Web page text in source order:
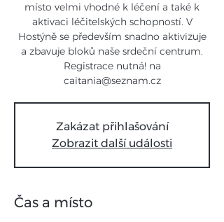
místo velmi vhodné k léčení a také k
aktivaci léčitelských schopností. V
Hostýně se především snadno aktivizuje
a zbavuje bloků naše srdeční centrum.
Registrace nutná! na
caitania@seznam.cz
Zakázat přihlašování
Zobrazit další události
Čas a místo